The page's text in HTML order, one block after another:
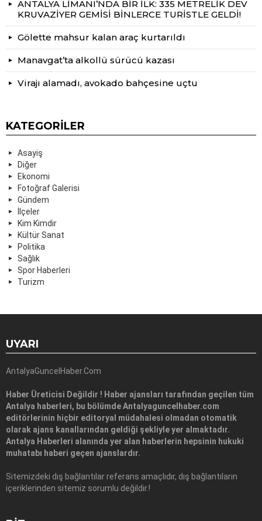
ANTALYA LİMANI’NDA BİR İLK: 335 METRELİK DEV
KRUVAZİYER GEMİSİ BİNLERCE TURİSTLE GELDİ!
Gölette mahsur kalan araç kurtarıldı
Manavgat’ta alkollü sürücü kazası
Virajı alamadı, avokado bahçesine uçtu
KATEGORILER
Asayiş
Diğer
Ekonomi
Fotoğraf Galerisi
Gündem
İlçeler
Kim Kimdir
Kültür Sanat
Politika
Sağlık
Spor Haberleri
Turizm
UYARI
AntalyaGuncelHaber.Com
Haber Üreticisi Değildir ! Haber ajansları tarafından geçilen tüm
Antalya haberleri, bu bölümde Antalyaguncelhaber.com
editörlerinin hiçbir editoryal müdahalesi olmadan otomatik
olarak ajans kanallarından geldiği şekliyle yer almaktadır.
Antalya Haberleri alanında yer alan haberlerin hepsinin hukuki
muhatabı haberi geçen ajanslardır.
Sitemizdeki dış bağlantılar referans amaçlıdır, dış bağlantıların
içeriklerinden sitemiz sorumlu değildir.!